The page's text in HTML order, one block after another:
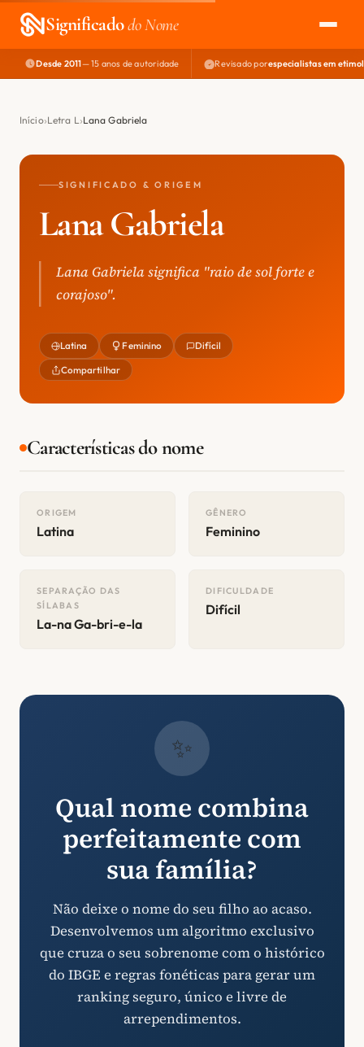
Significadodo Nome
EXPLORAR
NOME PERFEITO
Desde 2011— 15 anos de autoridade Revisado porespecialistas em
Início Letra L Lana Gabriela
SIGNIFICADO & ORIGEM
Lana Gabriela
Lana Gabriela significa "raio de sol forte e
corajoso".
Latina Feminino Difícil
Compartilhar
Características do nome
ORIGEM
Latina
GÊNERO
Feminino
SEPARAÇÃO DAS
SÍLABAS
La-na Ga-bri-e-la
DIFICULDADE
Difícil
✨
Qual nome combina
perfeitamente com
sua família?
Não deixe o nome do seu filho ao acaso.
Desenvolvemos um algoritmo exclusivo
que cruza o seu sobrenome com o histórico
do IBGE e regras fonéticas para gerar um
ranking seguro, único e livre de
arrependimentos.